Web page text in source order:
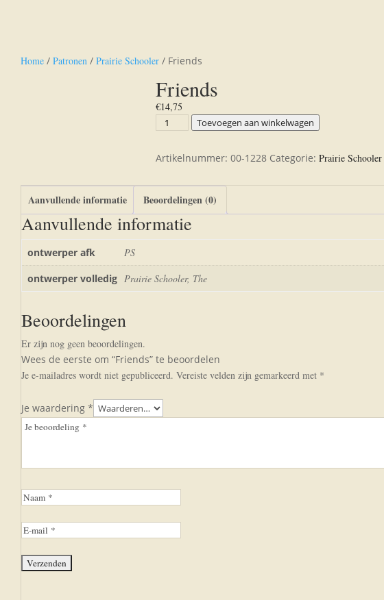
Home /Patronen /Prairie Schooler / Friends
Friends
€14,75
Friends
Toevoegen aan winkelwagen
Artikelnummer: 00-1228 Categorie: Prairie Schooler
Aanvullende informatie Beoordelingen (0)
Aanvullende informatie
ontwerper afk
PS
ontwerper volledig Prairie Schooler, The
Beoordelingen
Er zijn nog geen beoordelingen.
Wees de eerste om “Friends” te beoordelen
Je e-mailadres wordt niet gepubliceerd. Vereiste velden zijn gemarkeerd met *
Je waardering*